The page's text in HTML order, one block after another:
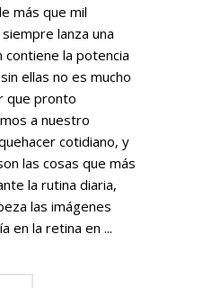
más que mil
lanza una
contiene la potencia
ellas no es mucho
que pronto
a nuestro
cotidiano, y
las cosas que más
la rutina diaria,
las imágenes
en la retina en